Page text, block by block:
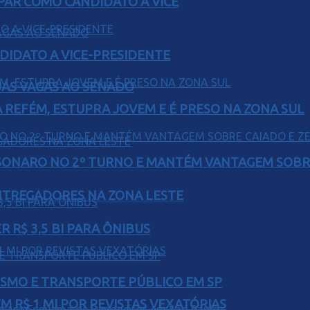
VAGAS AO SENADO
NA ZONA LESTE
R$ 1 MI POR REVISTAS VEXATÓRIAS
A VICE-PRESIDENTE
ESTUPRA JOVEM E É PRESO NA ZONA SUL
NO 2º TURNO E MANTÉM VANTAGEM
R$ 3,5 BI PARA ÔNIBUS
E TRANSPORTE PÚBLICO EM SP